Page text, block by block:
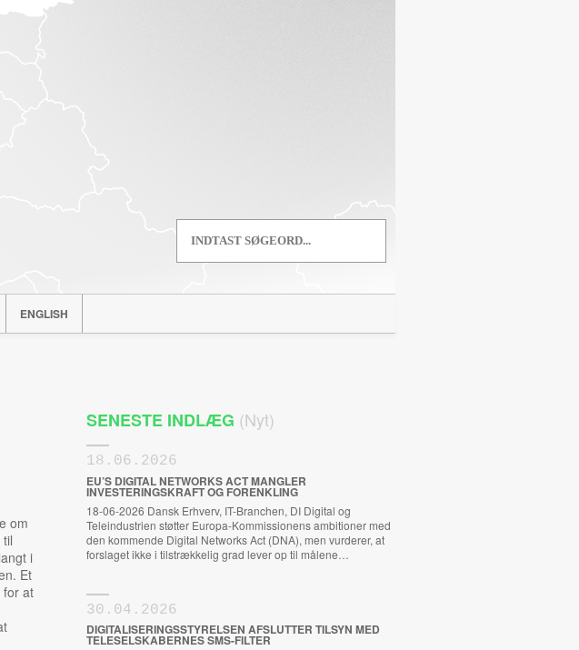
ENGLISH
om
i
Et
at
SENESTE INDLÆG (Nyt)
18.06.2026
EU’S DIGITAL NETWORKS ACT MANGLER
INVESTERINGSKRAFT OG FORENKLING
18-06-2026 Dansk Erhverv, IT-Branchen, DI Digital og
Teleindustrien støtter Europa-Kommissionens ambitioner med
den kommende Digital Networks Act (DNA), men vurderer, at
forslaget ikke i tilstrækkelig grad lever op til målene…
30.04.2026
DIGITALISERINGSSTYRELSEN AFSLUTTER TILSYN MED
TELESELSKABERNES SMS-FILTER